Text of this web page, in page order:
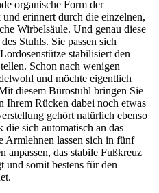
organische Form der
erinnert durch die einzelnen,
Wirbelsäule. Und genau diese
Stuhls. Sie passen sich
stabilisiert den
Schon nach wenigen
und möchte eigentlich
diesem Bürostuhl bringen Sie
Rücken dabei noch etwas
gehört natürlich ebenso
sich automatisch an das
Armlehnen lassen sich in fünf
anpassen, das stabile Fußkreuz
und somit bestens für den